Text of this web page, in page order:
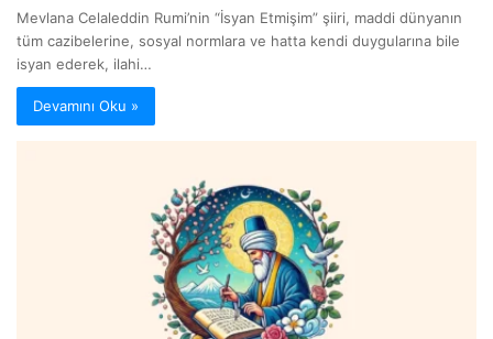
Mevlana Celaleddin Rumi’nin “İsyan Etmişim” şiiri, maddi dünyanın
tüm cazibelerine, sosyal normlara ve hatta kendi duygularına bile
isyan ederek, ilahi…
Devamını Oku »